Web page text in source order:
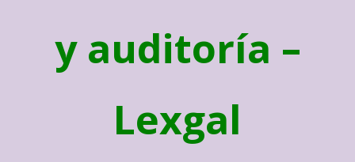
y auditoría –
Lexgal